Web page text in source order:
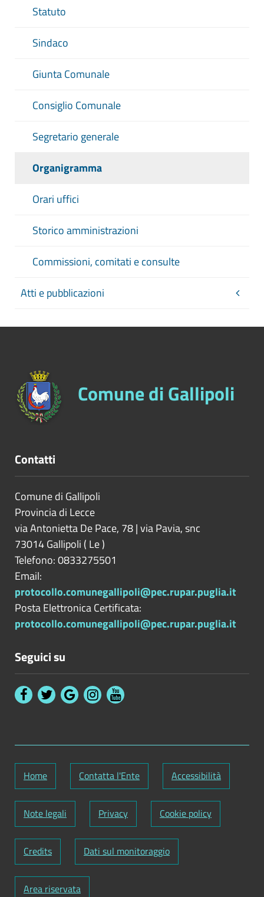
Statuto
Sindaco
Giunta Comunale
Consiglio Comunale
Segretario generale
Organigramma
Orari uffici
Storico amministrazioni
Commissioni, comitati e consulte
Atti e pubblicazioni
Comune di Gallipoli
Contatti
Comune di Gallipoli
Provincia di Lecce
via Antonietta De Pace, 78 | via Pavia, snc
73014Gallipoli ( Le)
Telefono: 0833275501
Email:
protocollo.comunegallipoli@pec.rupar.puglia.it
Posta Elettronica Certificata:
protocollo.comunegallipoli@pec.rupar.puglia.it
Seguici su
Home Contatta l'Ente Accessibilità
Note legali Privacy Cookie policy
Credits Dati sul monitoraggio
Area riservata